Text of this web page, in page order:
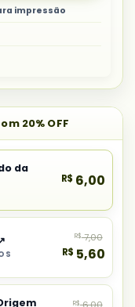
impressão
20% OFF
da
R$ 6,00
R$7,00
R$ 5,60
R$